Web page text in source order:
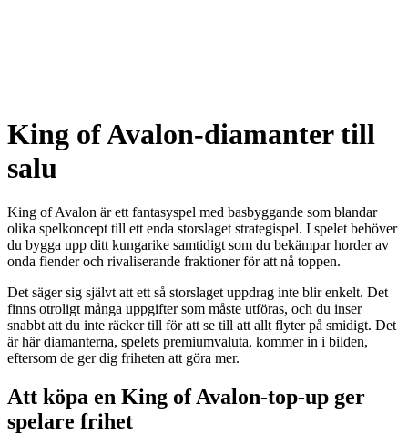
King of Avalon-diamanter till
salu
King of Avalon är ett fantasyspel med basbyggande som blandar
olika spelkoncept till ett enda storslaget strategispel. I spelet behöver
du bygga upp ditt kungarike samtidigt som du bekämpar horder av
onda fiender och rivaliserande fraktioner för att nå toppen.
Det säger sig självt att ett så storslaget uppdrag inte blir enkelt. Det
finns otroligt många uppgifter som måste utföras, och du inser
snabbt att du inte räcker till för att se till att allt flyter på smidigt. Det
är här diamanterna, spelets premiumvaluta, kommer in i bilden,
eftersom de ger dig friheten att göra mer.
Att köpa en King of Avalon-top-up ger
spelare frihet